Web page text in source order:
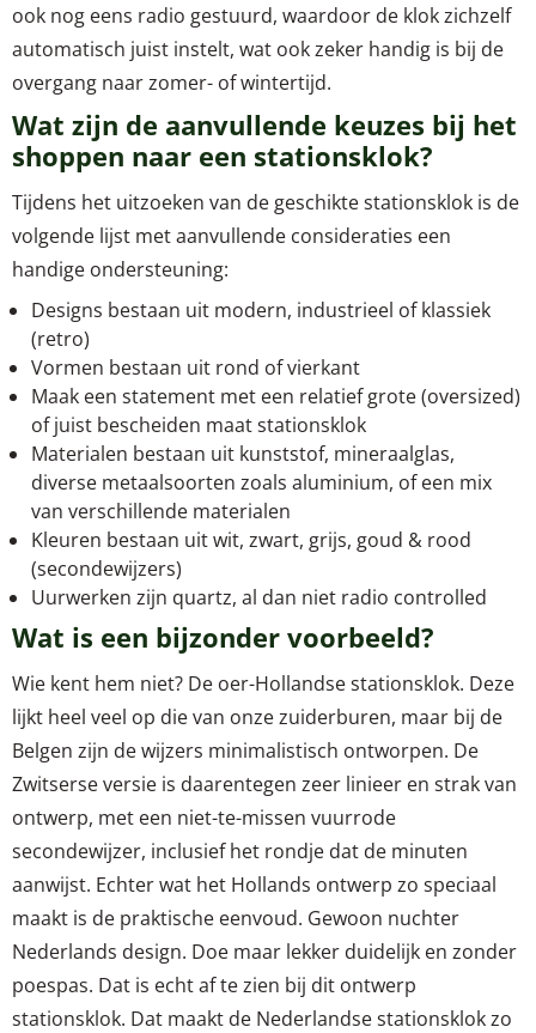
ook nog eens radio gestuurd, waardoor de klok zichzelf
automatisch juist instelt, wat ook zeker handig is bij de
overgang naar zomer- of wintertijd.
Wat zijn de aanvullende keuzes bij het
shoppen naar een stationsklok?
Tijdens het uitzoeken van de geschikte stationsklok is de
volgende lijst met aanvullende consideraties een
handige ondersteuning:
Designs bestaan uit modern, industrieel of klassiek
(retro)
Vormen bestaan uit rond of vierkant
Maak een statement met een relatief grote (oversized)
of juist bescheiden maat stationsklok
Materialen bestaan uit kunststof, mineraalglas,
diverse metaalsoorten zoals aluminium, of een mix
van verschillende materialen
Kleuren bestaan uit wit, zwart, grijs, goud & rood
(secondewijzers)
Uurwerken zijn quartz, al dan niet radio controlled
Wat is een bijzonder voorbeeld?
Wie kent hem niet? De oer-Hollandse stationsklok. Deze
lijkt heel veel op die van onze zuiderburen, maar bij de
Belgen zijn de wijzers minimalistisch ontworpen. De
Zwitserse versie is daarentegen zeer linieer en strak van
ontwerp, met een niet-te-missen vuurrode
secondewijzer, inclusief het rondje dat de minuten
aanwijst. Echter wat het Hollands ontwerp zo speciaal
maakt is de praktische eenvoud. Gewoon nuchter
Nederlands design. Doe maar lekker duidelijk en zonder
poespas. Dat is echt af te zien bij dit ontwerp
stationsklok. Dat maakt de Nederlandse stationsklok zo